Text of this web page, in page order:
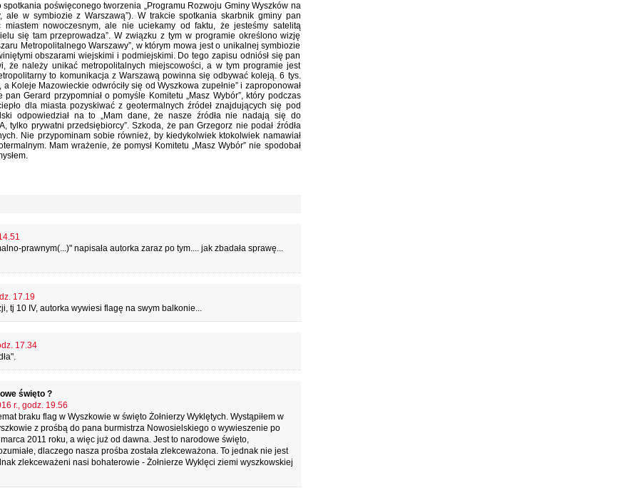
spotkania poświęconego tworzenia „Programu Rozwoju Gminy Wyszków na
ale w symbiozie z Warszawą”). W trakcie spotkania skarbnik gminy pan
miastem nowoczesnym, ale nie uciekamy od faktu, że jesteśmy satelitą
się tam przeprowadza”. W związku z tym w programie określono wizję
Metropolitalnego Warszawy”, w którym mowa jest o unikalnej symbiozie
obszarami wiejskimi i podmiejskimi. Do tego zapisu odniósł się pan
że należy unikać metropolitalnych miejscowości, a w tym programie jest
to komunikacja z Warszawą powinna się odbywać koleją. 6 tys.
Koleje Mazowieckie odwróciły się od Wyszkowa zupełnie” i zaproponował
Gerard przypomniał o pomyśle Komitetu „Masz Wybór”, który podczas
dla miasta pozyskiwać z geotermalnych źródeł znajdujących się pod
odpowiedział na to „Mam dane, że nasze źródła nie nadają się do
tylko prywatni przedsiębiorcy”. Szkoda, że pan Grzegorz nie podał źródła
Nie przypominam sobie również, by kiedykolwiek ktokolwiek namawiał
Mam wrażenie, że pomysł Komitetu „Masz Wybór” nie spodobał
prawnym(...)" napisała autorka zaraz po tym.... jak zbadała sprawę...
17.19
tj 10 IV, autorka wywiesi flagę na swym balkonie...
17.34
święto ?
r., godz. 19.56
braku flag w Wyszkowie w święto Żołnierzy Wyklętych. Wystąpiłem w
z prośbą do pana burmistrza Nowosielskiego o wywieszenie po
2011 roku, a więc już od dawna. Jest to narodowe święto,
dlaczego nasza prośba została zlekceważona. To jednak nie jest
zlekceważeni nasi bohaterowie - Żołnierze Wyklęci ziemi wyszkowskiej